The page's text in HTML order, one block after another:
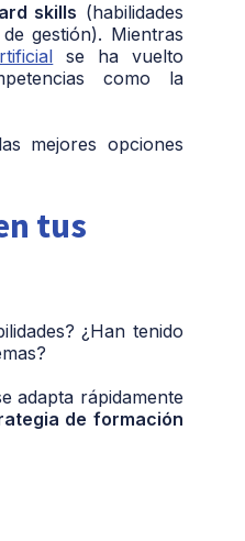
skills (habilidades
gestión). Mientras
se ha vuelto
como la
mejores opciones
tus
¿Han tenido
adapta rápidamente
de formación